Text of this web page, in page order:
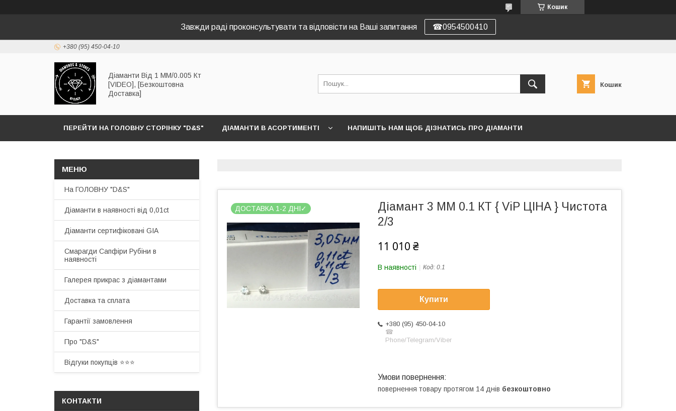
Кошик
Завжди раді проконсультувати та відповісти на Ваші запитання ☎0954500410
+380 (95) 450-04-10
Діаманти Від 1 ММ/0.005 Кт
[VIDEO], [Безкоштовна
Доставка]
Кошик
ПЕРЕЙТИ НА ГОЛОВНУ СТОРІНКУ "D&S" ДІАМАНТИ В АСОРТИМЕНТІ НАПИШІТЬ НАМ ЩОБ ДІЗНАТИСЬ ПРО ДІАМАНТИ
ДОСТАВКА 1-2 ДНІ✓
Діамант 3 ММ 0.1 КТ { ViP ЦІНА } Чистота
2/3
11 010 ₴
В наявності Код: 0.1
Купити
+380 (95) 450-04-10
☎
Phone/Telegram/Viber
повернення товару протягом 14 днів безкоштовно
На ГОЛОВНУ "D&S"
Діаманти в наявності від 0,01ct
Діаманти сертифіковані GIA
Смарагди Сапфіри Рубіни в
наявності
Галерея прикрас з діамантами
Доставка та сплата
Гарантії замовлення
Про "D&S"
Відгуки покупців ⭐️⭐️⭐️
КОНТАКТИ